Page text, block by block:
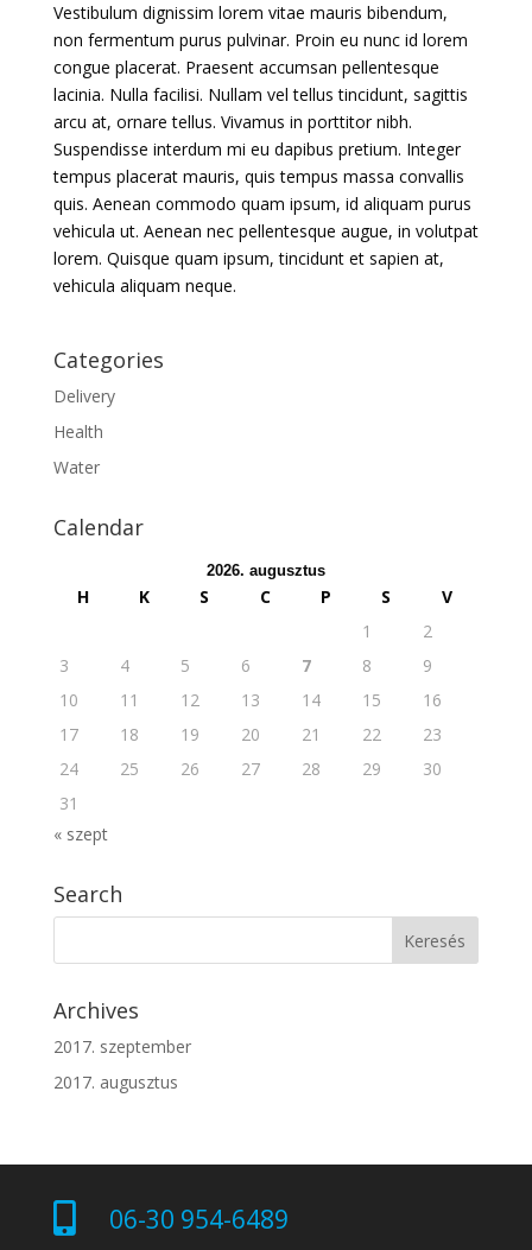
Vestibulum dignissim lorem vitae mauris bibendum,
non fermentum purus pulvinar. Proin eu nunc id lorem
congue placerat. Praesent accumsan pellentesque
lacinia. Nulla facilisi. Nullam vel tellus tincidunt, sagittis
arcu at, ornare tellus. Vivamus in porttitor nibh.
Suspendisse interdum mi eu dapibus pretium. Integer
tempus placerat mauris, quis tempus massa convallis
quis. Aenean commodo quam ipsum, id aliquam purus
vehicula ut. Aenean nec pellentesque augue, in volutpat
lorem. Quisque quam ipsum, tincidunt et sapien at,
vehicula aliquam neque.
Categories
Delivery
Health
Water
Calendar
2026. augusztus
H K S C P S
V
1
2
3
4 5 6 7 8
9
10
11 12 13 14 15
16
17
18 19 20 21 22
23
24
25 26 27 28 29
30
31
« szept
Search
Archives
2017. szeptember
2017. augusztus
 06-30 954-6489